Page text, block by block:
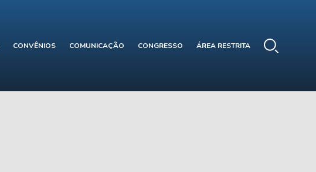
CONVÊNIOS COMUNICAÇÃO CONGRESSO ÁREA RESTRITA